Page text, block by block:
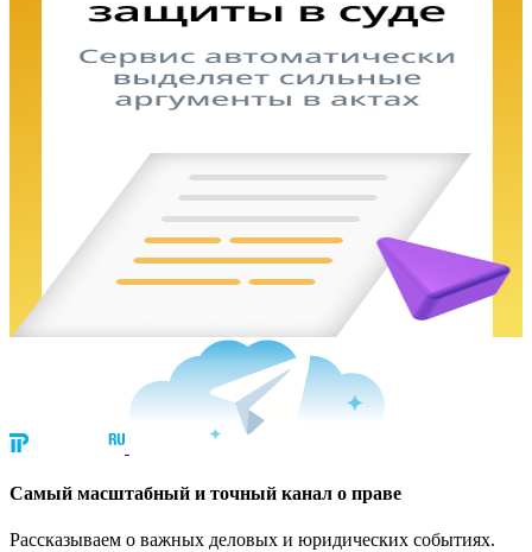
Cамый масштабный и точный канал о праве
Рассказываем о важных деловых и юридических событиях.